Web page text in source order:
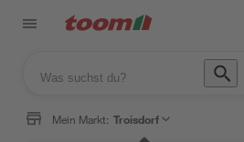
Mein Markt: Troisdorf